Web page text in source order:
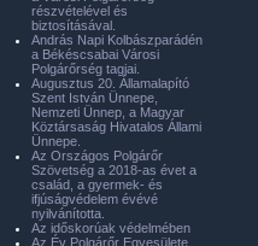
részvételével és
biztosításával.
András Napi Kolbászparádén
a Békéscsabai Városi
Polgárőrség tagjai.
Augusztus 20. Államalapító
Szent István Ünnepe,
Nemzeti Ünnep, a Magyar
Köztársaság Hivatalos Állami
Ünnepe.
Az Országos Polgárőr
Szövetség a 2018-as évet a
család, a gyermek- és
ifjúságvédelem évévé
nyilvánította.
Az időskorúak védelmében
Az Év Polgárőr Egyesülete